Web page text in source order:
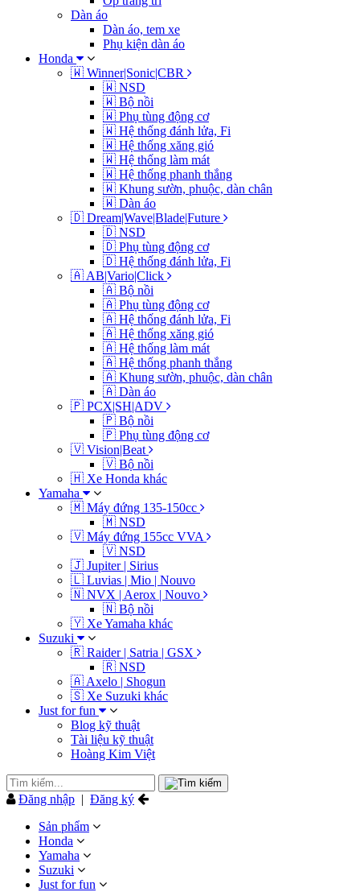
Dàn áo
Dàn áo, tem xe
Phụ kiện dàn áo
Honda
🇼 Winner|Sonic|CBR
🇼 NSD
🇼 Bộ nồi
🇼 Phụ tùng động cơ
🇼 Hệ thống đánh lửa, Fi
🇼 Hệ thống xăng gió
🇼 Hệ thống làm mát
🇼 Hệ thống phanh thắng
🇼 Khung sườn, phuộc, dàn chân
🇼 Dàn áo
🇩 Dream|Wave|Blade|Future
🇩 NSD
🇩 Phụ tùng động cơ
🇩 Hệ thống đánh lửa, Fi
🇦 AB|Vario|Click
🇦 Bộ nồi
🇦 Phụ tùng động cơ
🇦 Hệ thống đánh lửa, Fi
🇦 Hệ thống xăng gió
🇦 Hệ thống làm mát
🇦 Hệ thống phanh thắng
🇦 Khung sườn, phuộc, dàn chân
🇦 Dàn áo
🇵 PCX|SH|ADV
🇵 Bộ nồi
🇵 Phụ tùng động cơ
🇻 Vision|Beat
🇻 Bộ nồi
🇭 Xe Honda khác
Yamaha
🇲 Máy đứng 135-150cc
🇲 NSD
🇻 Máy đứng 155cc VVA
🇻 NSD
🇯 Jupiter | Sirius
🇱 Luvias | Mio | Nouvo
🇳 NVX | Aerox | Nouvo
🇳 Bộ nồi
🇾 Xe Yamaha khác
Suzuki
🇷 Raider | Satria | GSX
🇷 NSD
🇦 Axelo | Shogun
🇸 Xe Suzuki khác
Just for fun
Blog kỹ thuật
Tài liệu kỹ thuật
Hoàng Kim Việt
Đăng nhập | Đăng ký
Sản phẩm
Honda
Yamaha
Suzuki
Just for fun